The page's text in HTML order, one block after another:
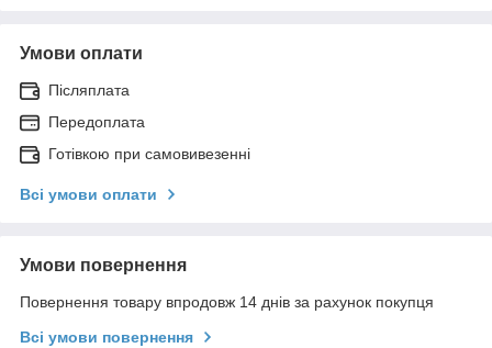
Умови оплати
Післяплата
Передоплата
Готівкою при самовивезенні
Всі умови оплати
Умови повернення
Повернення товару впродовж 14 днів за рахунок покупця
Всі умови повернення